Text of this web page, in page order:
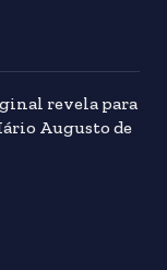
revela para
Augusto de